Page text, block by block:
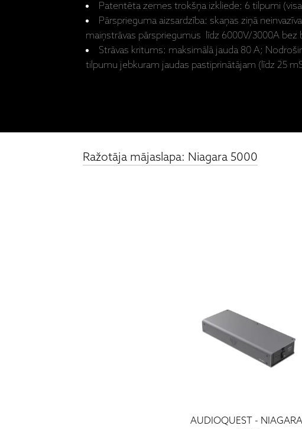
Patentēta zemes trokšņa izkliede: 6 tilpumi
Pārsprieguma aizsardzība: skaņas ziņā
maiņstrāvas pārspriegumus līdz 6000V/3000A bez
Strāvas kritums: maksimālā jauda 80 A;
tilpumu jebkuram jaudas pastiprinātājam (līdz 25
Ražotāja mājaslapa: Niagara 5000
AUDIOQUEST - NIAGARA